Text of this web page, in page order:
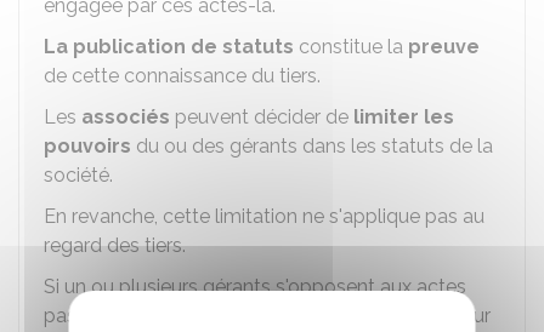
engagée par ces actes-là.
La publication de statuts constitue la preuve
de cette connaissance du tiers.
Les associés peuvent décider de limiter les
pouvoirs du ou des gérants dans les statuts de la
société.
En revanche, cette limitation ne s'applique pas au
regard des tiers.
Si un ou plusieurs gérants s'opposent aux actes
passés par l'un d'entre eux, cela n'a aucun effet sur